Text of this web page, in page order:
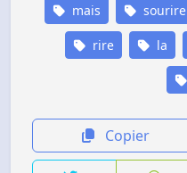
mais sourire
rire la
Copier